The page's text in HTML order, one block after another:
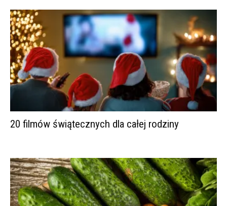
20 filmów świątecznych dla całej rodziny